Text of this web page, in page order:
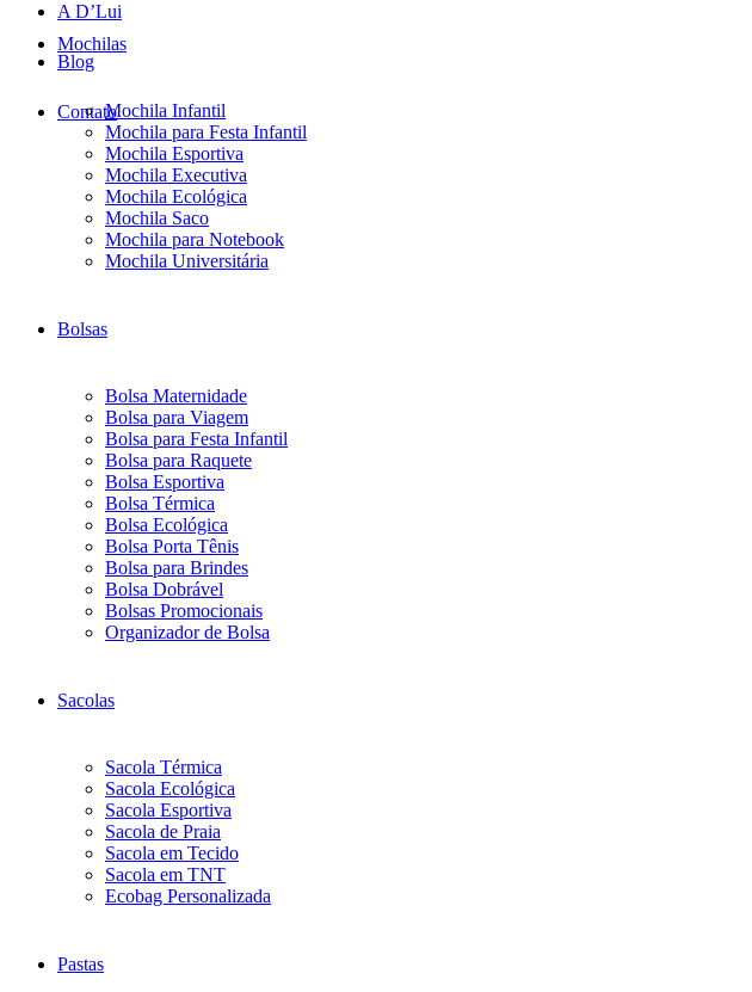
A D’Lui
Blog
Contato
Mochilas
Mochila Infantil
Mochila para Festa Infantil
Mochila Esportiva
Mochila Executiva
Mochila Ecológica
Mochila Saco
Mochila para Notebook
Mochila Universitária
Bolsas
Bolsa Maternidade
Bolsa para Viagem
Bolsa para Festa Infantil
Bolsa para Raquete
Bolsa Esportiva
Bolsa Térmica
Bolsa Ecológica
Bolsa Porta Tênis
Bolsa para Brindes
Bolsa Dobrável
Bolsas Promocionais
Organizador de Bolsa
Sacolas
Sacola Térmica
Sacola Ecológica
Sacola Esportiva
Sacola de Praia
Sacola em Tecido
Sacola em TNT
Ecobag Personalizada
Pastas